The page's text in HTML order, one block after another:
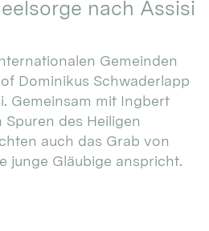
nach Assisi
Gemeinden
Dominikus Schwaderlapp
Gemeinsam mit Ingbert
des Heiligen
auch das Grab von
junge Gläubige anspricht.